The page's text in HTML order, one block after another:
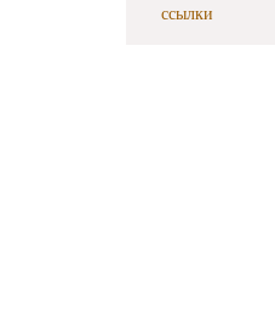
ссылки